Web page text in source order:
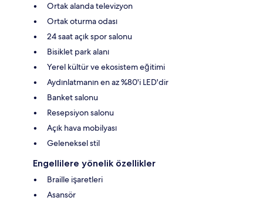
Ortak alanda televizyon
Ortak oturma odası
24 saat açık spor salonu
Bisiklet park alanı
Yerel kültür ve ekosistem eğitimi
Aydınlatmanın en az %80'i LED'dir
Banket salonu
Resepsiyon salonu
Açık hava mobilyası
Geleneksel stil
Engellilere yönelik özellikler
Braille işaretleri
Asansör